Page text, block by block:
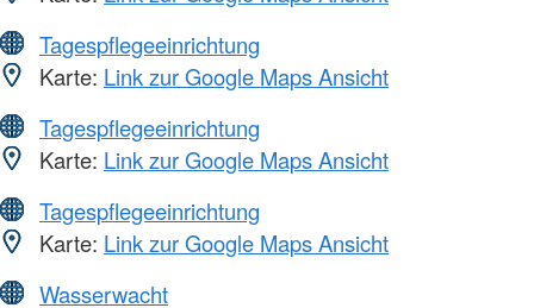
Tagespflegeeinrichtung
Karte: Link zur Google Maps Ansicht
Tagespflegeeinrichtung
Karte: Link zur Google Maps Ansicht
Tagespflegeeinrichtung
Karte: Link zur Google Maps Ansicht
Wasserwacht